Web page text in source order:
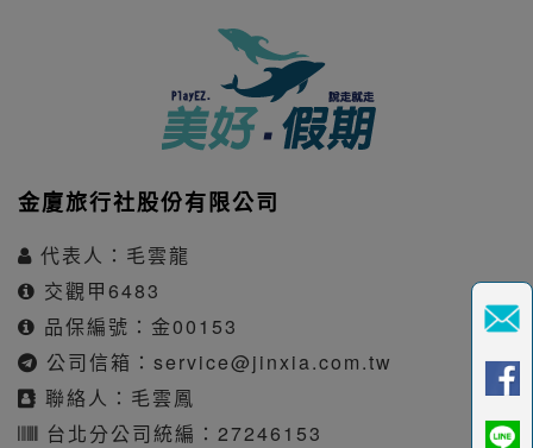
金廈旅行社股份有限公司
代表人：毛雲龍
交觀甲6483
品保編號：金00153
公司信箱： service@jinxia.com.tw
聯絡人：毛雲鳳
台北分公司統編：27246153